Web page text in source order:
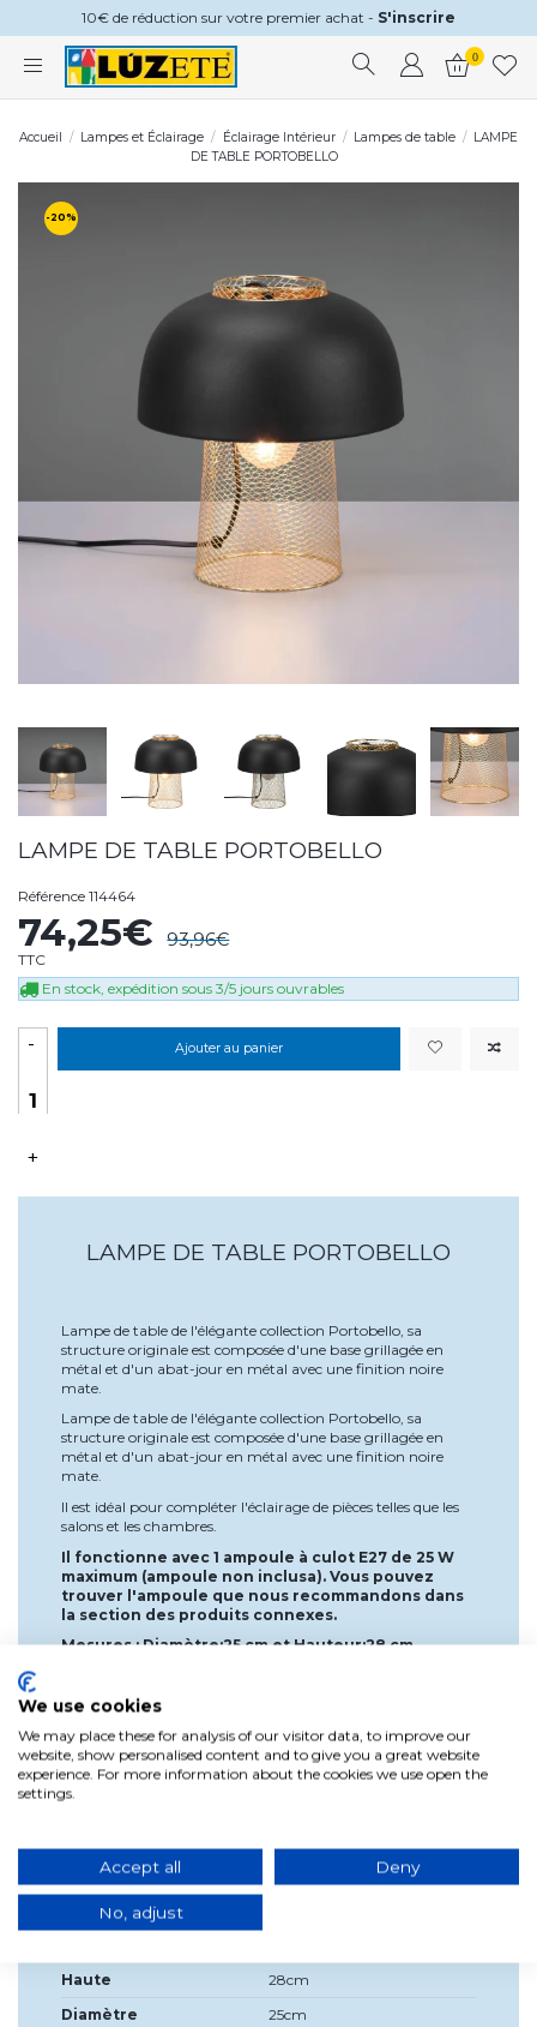
10€ de réduction sur votre premier achat - S'inscrire
0
Accueil Lampes et Éclairage Éclairage Intérieur Lampes de table
LAMPE
DE TABLE PORTOBELLO
-20%
LAMPE DE TABLE PORTOBELLO
Référence 114464
74,25€ 93,96€
TTC
En stock, expédition sous 3/5 jours ouvrables
-
+
Ajouter au panier
LAMPE DE TABLE PORTOBELLO
Lampe de table de l'élégante collection Portobello, sa
structure originale est composée d'une base grillagée en
métal et d'un abat-jour en métal avec une finition noire
mate.
Lampe de table de l'élégante collection Portobello, sa
structure originale est composée d'une base grillagée en
métal et d'un abat-jour en métal avec une finition noire
mate.
Il est idéal pour compléter l'éclairage de pièces telles que les
salons et les chambres.
Il fonctionne avec 1 ampoule à culot E27 de 25 W
maximum (ampoule non inclusa). Vous pouvez
trouver l'ampoule que nous recommandons dans
la section des produits connexes.
Mesures : Diamètre:25 cm et Hauteur:28 cm
Poids : 0,83 Kg
*Incluant un interrupteur à câble.
Dimensions de l'emballage : Largeur : 26 cm,
Hauteur : 29,5 cm, Profondeur : 25,5 cm (1 paquet).
Détails du produit
Haute
28cm
Diamètre
25cm
We use cookies
We may place these for analysis of our visitor data, to improve our
website, show personalised content and to give you a great website
experience. For more information about the cookies we use open the
settings.
Accept all Deny
No, adjust